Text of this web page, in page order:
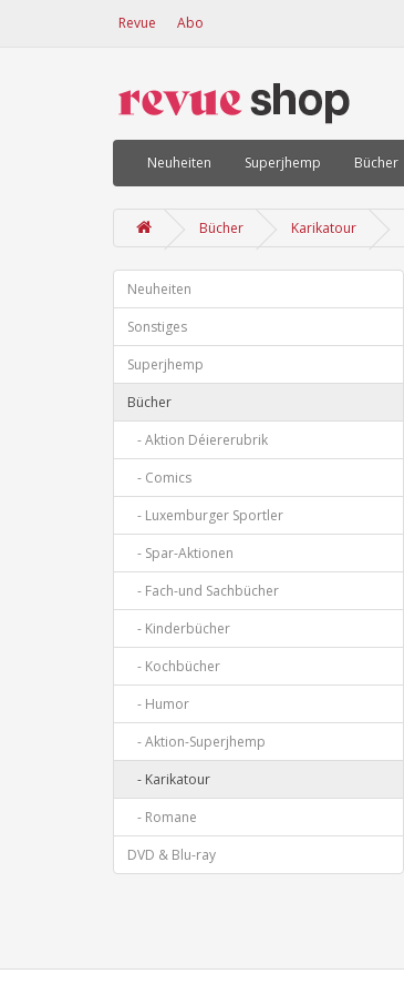
Revue Abo
Neuheiten Superjhemp Bücher
Bücher Karikatour
Neuheiten
Sonstiges
Superjhemp
Bücher
- Aktion Déiererubrik
- Comics
- Luxemburger Sportler
- Spar-Aktionen
- Fach-und Sachbücher
- Kinderbücher
- Kochbücher
- Humor
- Aktion-Superjhemp
- Karikatour
- Romane
DVD & Blu-ray